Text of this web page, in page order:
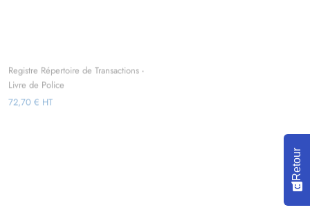
Livre de Police
Retour